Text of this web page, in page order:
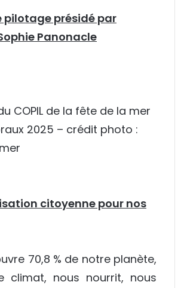
pilotage présidé par
Panonacle
COPIL de la fête de la mer
2025 – crédit photo :
citoyenne pour nos
70,8 % de notre planète,
climat, nous nourrit, nous